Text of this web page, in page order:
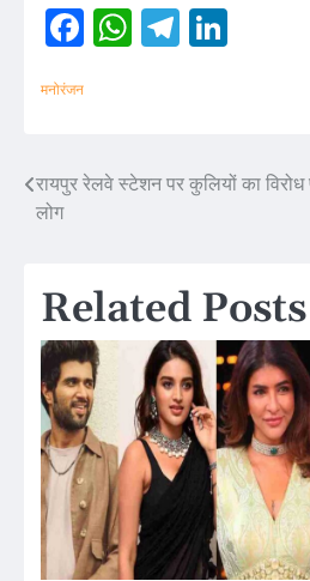
Facebook
WhatsApp
मनोरंजन
Post
रायपुर रेलवे स्टेशन पर कुलियों का
लोग
Related Posts